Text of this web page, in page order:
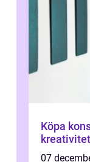
Köpa
kreativitet
07